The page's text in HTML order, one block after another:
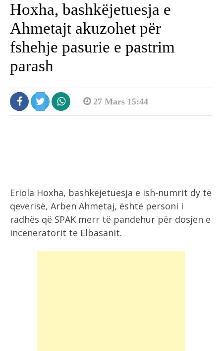
Hoxha, bashkëjetuesja e
Ahmetajt akuzohet për
fshehje pasurie e pastrim
parash
27 Mars 15:44
Eriola Hoxha, bashkëjetuesja e ish-numrit dy të
qeverisë, Arben Ahmetaj, është personi i
radhës që SPAK merr të pandehur për dosjen e
inceneratorit të Elbasanit.